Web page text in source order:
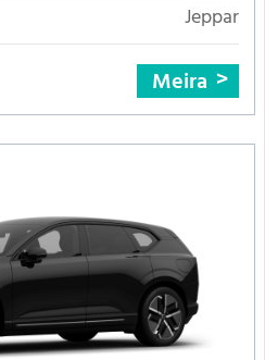
Jeppar
Meira